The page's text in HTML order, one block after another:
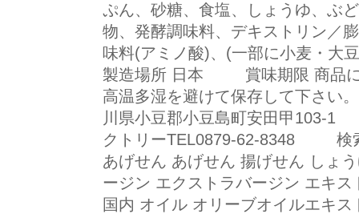
ぷん、砂糖、食塩、しょうゆ、ぶ
物、発酵調味料、デキストリン／
味料(アミノ酸)、(一部に小麦
製造場所 日本 賞味期限 商品
高温多湿を避けて保存して下さ
川県小豆郡小豆島町安田甲103-
クトリーTEL0879-62-8348 検
あげせん あげせん 揚げせん しょ
ージン エクストラバージン エキ
国内 オイル オリーブオイルエキ